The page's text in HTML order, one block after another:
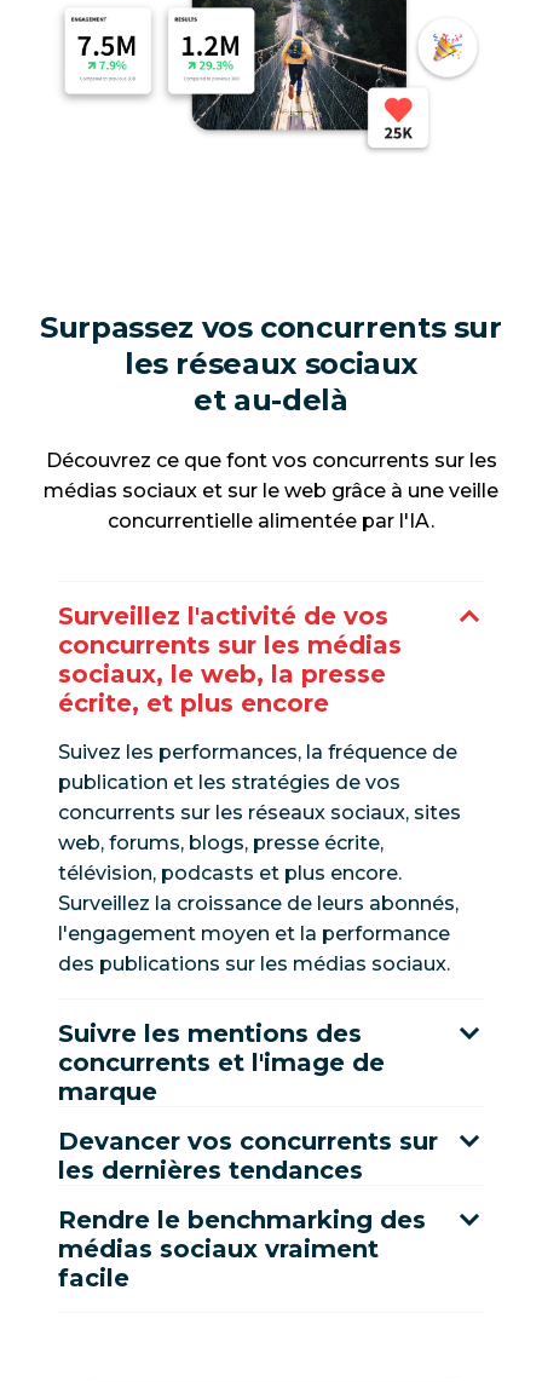
Surpassez vos concurrents sur
les réseaux sociaux
et au-delà
Découvrez ce que font vos concurrents sur les
médias sociaux et sur le web grâce à une veille
concurrentielle alimentée par l'IA.
Surveillez l'activité de vos
concurrents sur les médias
sociaux, le web, la presse
écrite, et plus encore
Suivez les performances, la fréquence de
publication et les stratégies de vos
concurrents sur les réseaux sociaux, sites
web, forums, blogs, presse écrite,
télévision, podcasts et plus encore.
Surveillez la croissance de leurs abonnés,
l'engagement moyen et la performance
des publications sur les médias sociaux.
Suivre les mentions des
concurrents et l'image de
marque
Devancer vos concurrents sur
les dernières tendances
Rendre le benchmarking des
médias sociaux vraiment
facile